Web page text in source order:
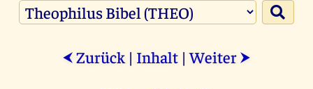
⮜ Zurück | Inhalt |Weiter ⮞